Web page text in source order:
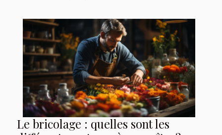
Le bricolage : quelles sont les